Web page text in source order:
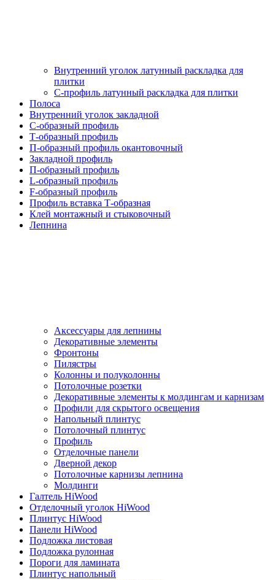
Внутренний уголок латунный раскладка для
плитки
С-профиль латунный раскладка для плитки
Полоса
Внутренний уголок закладной
С-образный профиль
Т-образный профиль
П-образный профиль окантовочный
Закладной профиль
П-образный профиль
L-образный профиль
F-образный профиль
Профиль вставка Т-образная
Клей монтажный и стыковочный
Лепнина
Аксессуары для лепнины
Декоративные элементы
Фронтоны
Пилястры
Колонны и полуколонны
Потолочные розетки
Декоративные элементы к молдингам и карнизам
Профили для скрытого освещения
Напольный плинтус
Потолочный плинтус
Профиль
Отделочные панели
Дверной декор
Потолочные карнизы лепнина
Молдинги
Галтель HiWood
Отделочный уголок HiWood
Плинтус HiWood
Панели HiWood
Подложка листовая
Подложка рулонная
Пороги для ламината
Плинтус напольный